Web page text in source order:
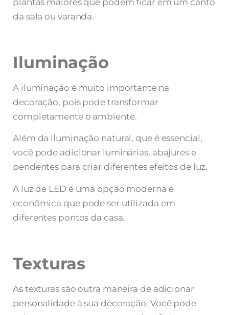
plantas maiores que podem ficar em um canto
da sala ou varanda.
Iluminação
A iluminação é muito importante na
decoração, pois pode transformar
completamente o ambiente.
Além da iluminação natural, que é essencial,
você pode adicionar luminárias, abajures e
pendentes para criar diferentes efeitos de luz.
A luz de LED é uma opção moderna e
econômica que pode ser utilizada em
diferentes pontos da casa.
Texturas
As texturas são outra maneira de adicionar
personalidade à sua decoração. Você pode